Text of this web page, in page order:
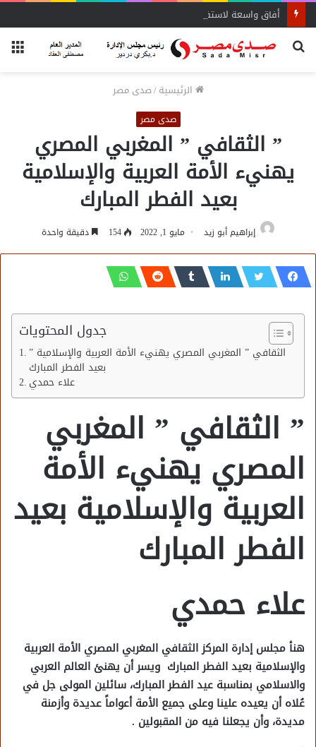
بحث
الرئيسية/صدى مصر
صدى مصر
” الثقافي ” المغربي المصري
يهنيء الأمة العربية والإسلامية
بعيد الفطر المبارك
إبراهيم أبو زيد مايو 1, 2022 154 دقيقة واحدة
جدول المحتويات
” الثقافي ” المغربي المصري يهنيء الأمة العربية والإسلامية
بعيد الفطر المبارك
علاء حمدي
” الثقافي ” المغربي
المصري يهنيء الأمة
العربية والإسلامية بعيد
الفطر المبارك
علاء حمدي
هنأ مجلس إدارة المركز الثقافي المغربي المصري الأمة العربية
والإسلامية بعيد الفطر المبارك ويسر أن يهنئ العالم العربي
والاسلامي بمناسبة عيد الفطر المبارك، سائلين المولى جل في
عُلاه أن يعيده علينا وعلى جميع الأمة أعواماً عديدة وأزمنة
مديدة، وأن يجعلنا فيه من المقبولين .